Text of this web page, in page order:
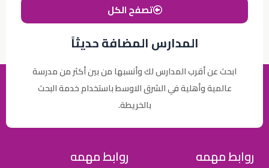
المدارس المضافة حديثاً
ابحث عن أقرب المدارس لك وأنسبها من بين أكثر من مدرسة
عالمية وأهلية في الشرق الاوسط باستخدام خدمة البحث
بالخريطة.
تصفح الكل
روابط مهمه روابط مهمه